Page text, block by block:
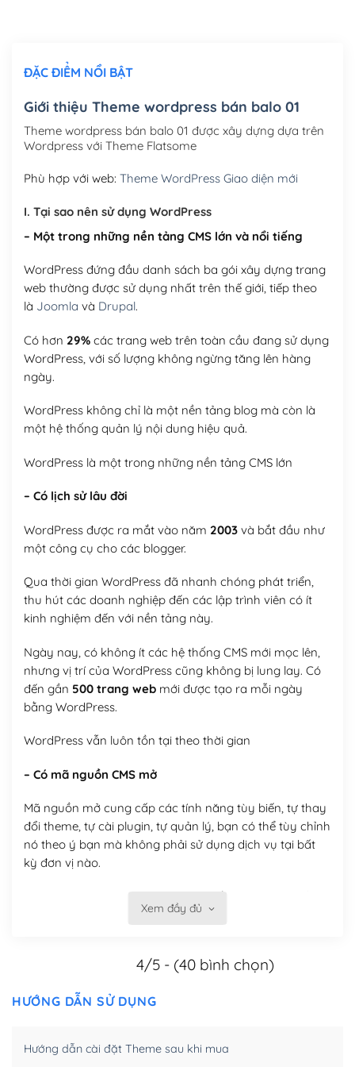
Mua thêm Host + Tên miền
Tên miền Việt Nam .vn (1 năm)(+550,000₫)
Hosting 5GB SSD (1 năm)
ĐẶC ĐIỂM NỔI BẬT
Giới thiệu Theme wordpress bán balo 01
Theme wordpress bán balo 01 được xây dựng dựa trên
Wordpress với Theme Flatsome
Phù hợp với web: Theme WordPress Giao diện mới
I. Tại sao nên sử dụng WordPress
– Một trong những nền tảng CMS lớn và nổi tiếng
WordPress đứng đầu danh sách ba gói xây dựng trang
web thường được sử dụng nhất trên thế giới, tiếp theo
là Joomla và Drupal.
Có hơn 29%các trang web trên toàn cầu đang sử dụng
WordPress, với số lượng không ngừng tăng lên hàng
ngày.
WordPress không chỉ là một nền tảng blog mà còn là
một hệ thống quản lý nội dung hiệu quả.
WordPress là một trong những nền tảng CMS lớn
– Có lịch sử lâu đời
WordPress được ra mắt vào năm 2003và bắt đầu như
một công cụ cho các blogger.
Qua thời gian WordPress đã nhanh chóng phát triển,
thu hút các doanh nghiệp đến các lập trình viên có ít
kinh nghiệm đến với nền tảng này.
Ngày nay, có không ít các hệ thống CMS mới mọc lên,
nhưng vị trí của WordPress cũng không bị lung lay. Có
đến gần 500 trang webmới được tạo ra mỗi ngày
bằng WordPress.
WordPress vẫn luôn tồn tại theo thời gian
– Có mã nguồn CMS mở
Mã nguồn mở cung cấp các tính năng tùy biến, tự thay
đổi theme, tự cài plugin, tự quản lý, bạn có thể tùy chỉnh
nó theo ý bạn mà không phải sử dụng dịch vụ tại bất
kỳ đơn vị nào.
Việc của bạn là đăng ký một tên miền và hosting để
hóa nội dung cho SEO.
Xem đầy đủ
4/5 - (40 bình chọn)
HƯỚNG DẪN SỬ DỤNG
Hướng dẫn cài đặt Theme sau khi mua